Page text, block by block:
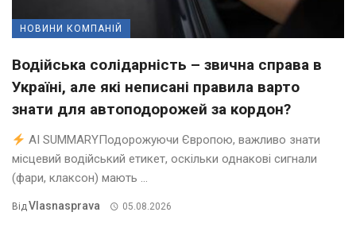
НОВИНИ КОМПАНІЙ
Водійська солідарність – звична справа в
Україні, але які неписані правила варто
знати для автоподорожей за кордон?
AI SUMMARYПодорожуючи Європою, важливо знати
місцевий водійський етикет, оскільки однакові сигнали
(фари, клаксон) мають ...
ВідVlasnasprava 05.08.2026